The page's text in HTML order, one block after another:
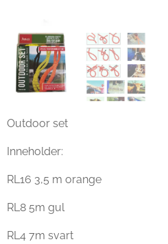
Outdoor set
Inneholder:
RL16 3,5 m orange
RL8 5m gul
RL4 7m svart